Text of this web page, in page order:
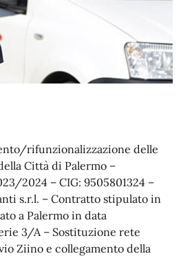
rifunzionalizzazione delle
Città di Palermo –
2024 – CIG: 9505801324 –
s.r.l. – Contratto stipulato in
a Palermo in data
3/A – Sostituzione rete
Ziino e collegamento della